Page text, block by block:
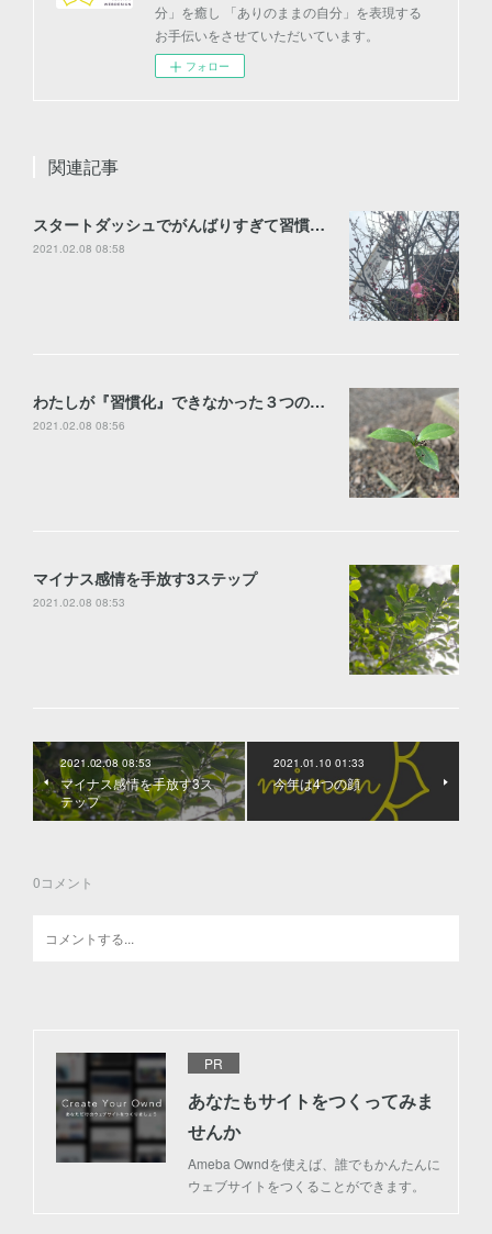
分」を癒し 「ありのままの自分」を表現する
お手伝いをさせていただいています。
フォロー
関連記事
スタートダッシュでがんばりすぎて習慣化できない！の対処法
2021.02.08 08:58
わたしが『習慣化』できなかった３つのワケ
2021.02.08 08:56
マイナス感情を手放す3ステップ
2021.02.08 08:53
2021.02.08 08:53
マイナス感情を手放す3ス
テップ
2021.01.10 01:33
今年は4つの顔
0コメント
PR
あなたもサイトをつくってみま
せんか
Ameba Owndを使えば、誰でもかんたんに
ウェブサイトをつくることができます。